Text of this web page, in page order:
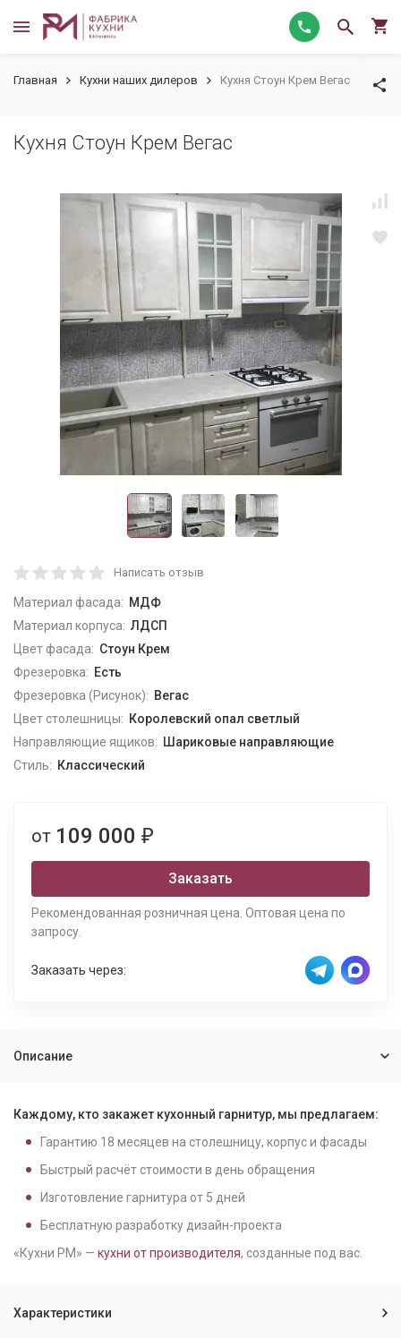
Главная Кухни наших дилеров Кухня Стоун Крем Вегас
Кухня Стоун Крем Вегас
Написать отзыв
Материал фасада: МДФ
Материал корпуса: ЛДСП
Цвет фасада: Стоун Крем
Фрезеровка: Есть
Фрезеровка (Рисунок): Вегас
Цвет столешницы: Королевский опал светлый
Направляющие ящиков: Шариковые направляющие
Стиль: Классический
от 109 000 ₽
Заказать
Рекомендованная розничная цена. Оптовая цена по
запросу.
Заказать через:
Описание
Каждому, кто закажет кухонный гарнитур, мы предлагаем:
Гарантию 18 месяцев на столешницу, корпус и фасады
Быстрый расчёт стоимости в день обращения
Изготовление гарнитура от 5 дней
Бесплатную разработку дизайн-проекта
«Кухни РМ» — кухни от производителя, созданные под вас.
Характеристики